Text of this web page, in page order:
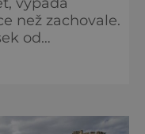
než zachovale.
od
vydupou
plochu 1300